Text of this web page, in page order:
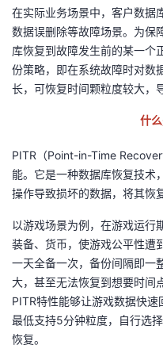
页
开
发
的
博
客
我
的
论
坛
我
的
圈
子
我
的
直
我
的
我
在实际业务场景中，客户数据
数据误删除等故障场景。为保
库恢复到故障发生前的某一个
份策略，即在系统故障时对数
长，可恢复时间颗粒度较大，
什
PITR（Point-in-Time
能。它是一种数据库恢复技术
操作导致损坏的数据，将其恢
以游戏场景为例，在游戏运行
装备、货币，使游戏公平性遭
一天全备一次，备份间隔即一
大，甚至无法恢复到想要时间
PITR特性能够让游戏数据快速
最低支持5分钟粒度，自行选
恢复。